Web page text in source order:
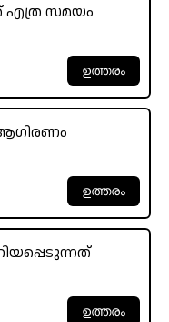
സമയം